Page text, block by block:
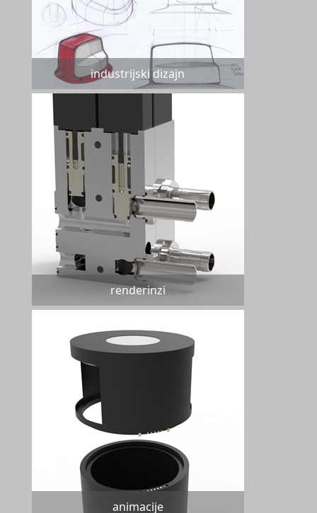
industrijski dizajn
renderinzi
animacije